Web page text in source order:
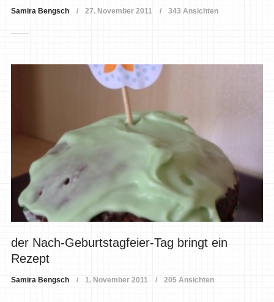
Samira Bengsch 27. November 2011 343 Ansichten
der Nach-Geburtstagfeier-Tag bringt ein
Rezept
Samira Bengsch 1. November 2011 205 Ansichten